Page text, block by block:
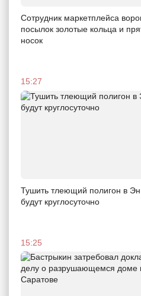
Сотрудник маркетплейса
посылок золотые кольца и
носок
15:27
Тушить тлеющий полигон в
будут круглосуточно
15:25